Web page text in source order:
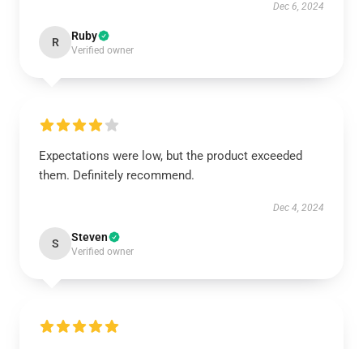
Dec 6, 2024
R Ruby
Verified owner
Expectations were low, but the product exceeded
them. Definitely recommend.
Dec 4, 2024
S Steven
Verified owner